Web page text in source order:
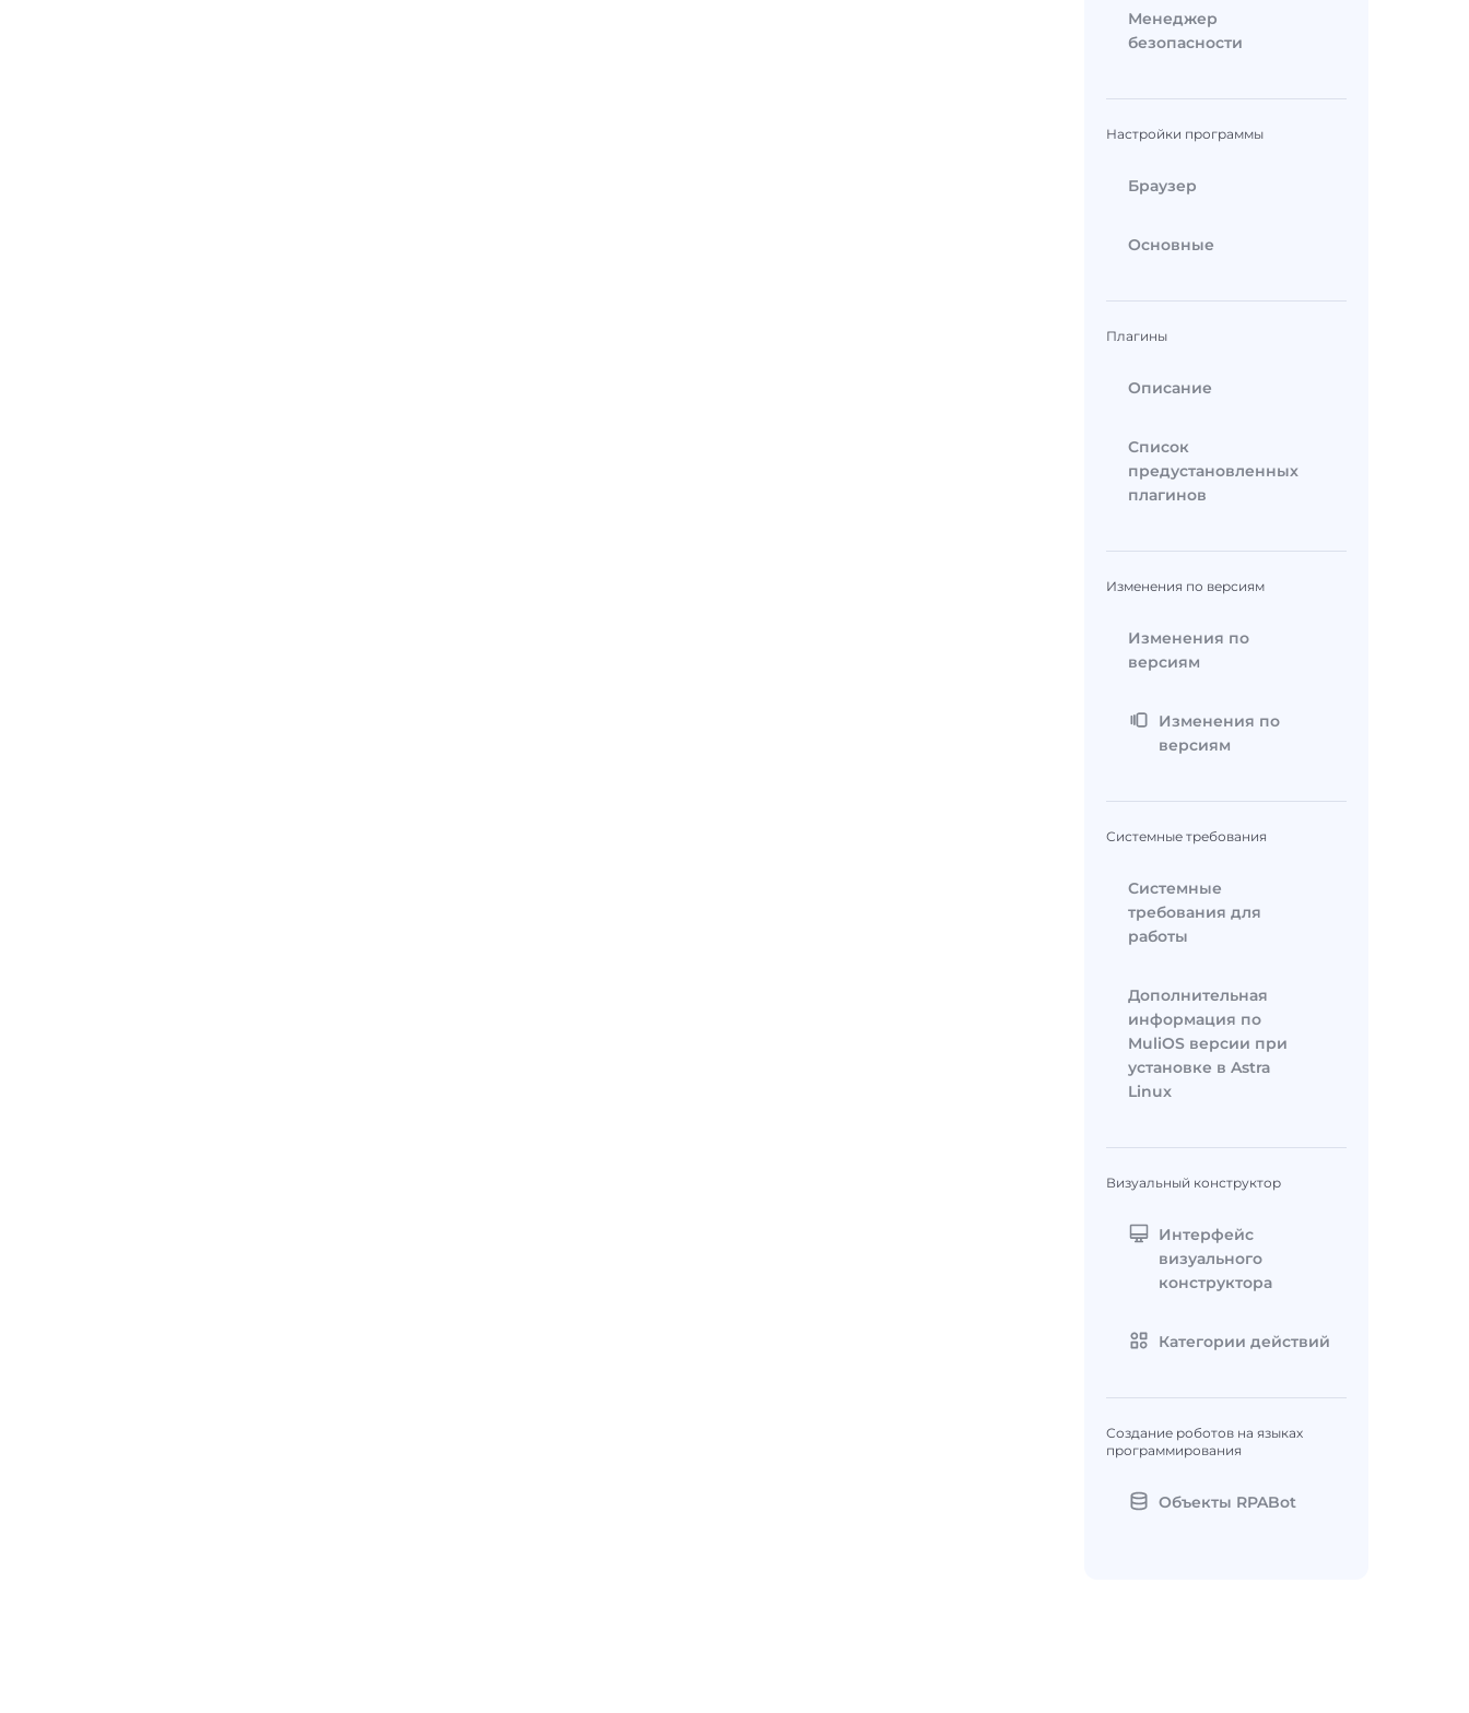
Менеджер
безопасности
Настройки программы
Браузер
Основные
Плагины
Описание
Список
предустановленных
плагинов
Изменения по версиям
Изменения по
версиям
Изменения по
версиям
Системные требования
Системные
требования для
работы
Дополнительная
информация по
MuliOS версии при
установке в Astra
Linux
Визуальный конструктор
Интерфейс
визуального
конструктора
Категории действий
Создание роботов на языках
программирования
Объекты RPABot